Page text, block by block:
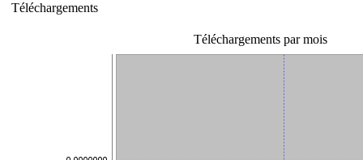
Téléchargements
Téléchargements par mois